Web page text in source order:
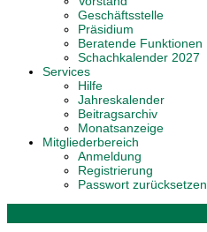
Geschäftsstelle
Präsidium
Beratende Funktionen
Schachkalender 2027
Services
Hilfe
Jahreskalender
Beitragsarchiv
Monatsanzeige
Mitgliederbereich
Anmeldung
Registrierung
Passwort zurücksetzen